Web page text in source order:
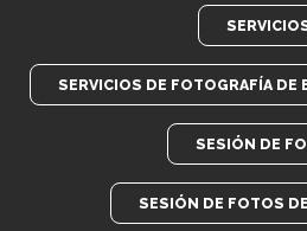
SERVICIOS DE FOTOGRAFÍA DE
SESIÓN DE
SESIÓN DE FOTOS